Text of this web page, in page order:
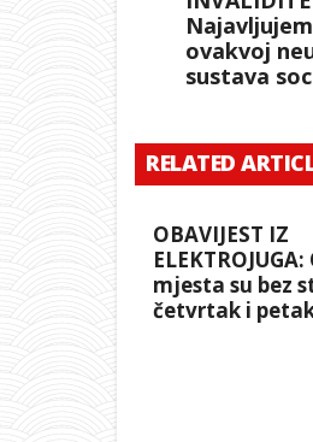
ovakvoj
sustava
RELATED
OBAVIJEST IZ
mjesta su bez
četvrtak i